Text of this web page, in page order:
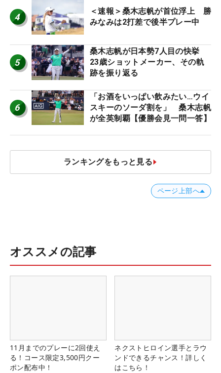
4
＜速報＞桑木志帆が首位浮上 勝
みなみは2打差で後半プレー中
5
桑木志帆が日本勢7人目の快挙
23歳ショットメーカー、その軌
跡を振り返る
6
「お酒をいっぱい飲みたい…ウイ
スキーのソーダ割を」 桑木志帆
が全英制覇【優勝会見一問一答】
ランキングをもっと見る
ページ上部へ
オススメの記事
11月までのプレーに2回使え
る！コース限定3,500円クー
ポン配布中！
ネクストヒロイン選手とラウ
ンドできるチャンス！詳しく
はこちら！